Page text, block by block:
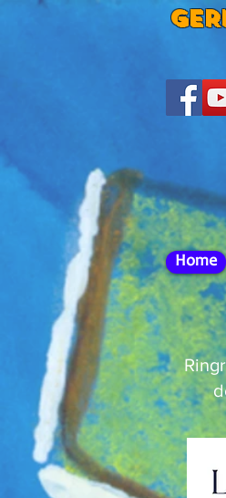
Home